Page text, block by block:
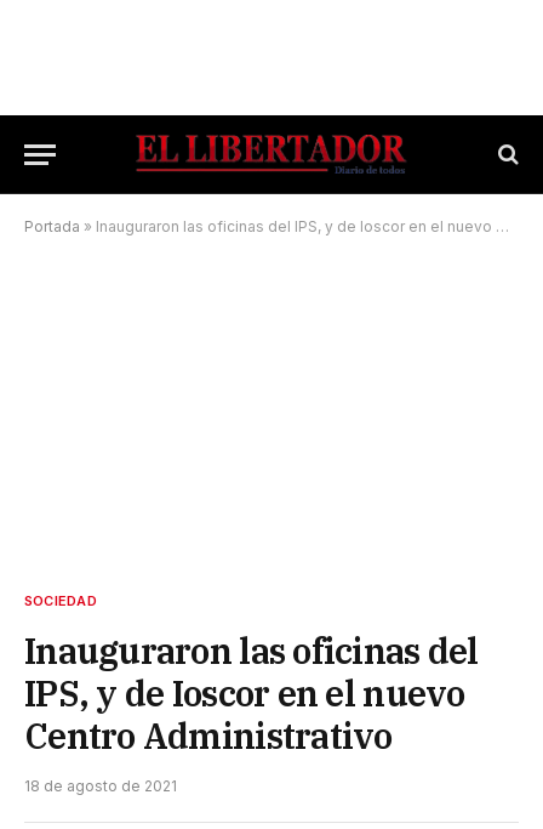
Portada » Inauguraron las oficinas del IPS, y de Ioscor en el nuevo Centro Administrativo
SOCIEDAD
Inauguraron las oficinas del
IPS, y de Ioscor en el nuevo
Centro Administrativo
18 de agosto de 2021